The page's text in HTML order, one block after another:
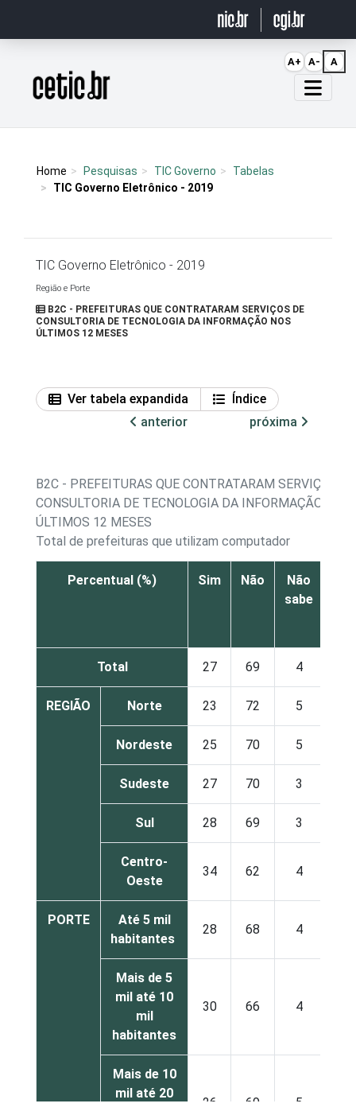
Página inicial
Home Pesquisas TIC Governo
Tabelas
TIC Governo Eletrônico - 2019
TIC Governo Eletrônico - 2019
Região e Porte
B2C - PREFEITURAS QUE CONTRATARAM SERVIÇOS DE
CONSULTORIA DE TECNOLOGIA DA INFORMAÇÃO NOS
ÚLTIMOS 12 MESES
Ver tabela expandida
Índice
anterior
próxima
B2C - PREFEITURAS QUE CONTRATARAM SERVIÇOS
CONSULTORIA DE TECNOLOGIA DA INFORMAÇÃO NOS
ÚLTIMOS 12 MESES
Total de prefeituras que utilizam computador
Percentual (%) Sim Não
Não
sabe
Total 27 69 4
REGIÃO Norte 23 72 5
Nordeste 25 70 5
Sudeste 27 70 3
Sul 28 69 3
Centro-
Oeste
34 62 4
PORTE
Até 5 mil
habitantes
28 68 4
Mais de 5
mil até 10
mil
habitantes
30 66 4
Mais de 10
mil até 20
26 69 5
A+ A- A